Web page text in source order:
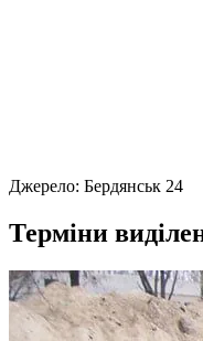
Джерело: Бердянськ 24
Терміни